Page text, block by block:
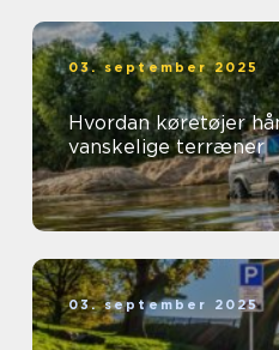
03. september 2025
Hvordan køretøjer
vanskelige terræner
03. september 2025